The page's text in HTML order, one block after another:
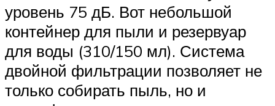
уровень 75 дБ. Вот небольшой
контейнер для пыли и резервуар
для воды (310/150 мл). Система
двойной фильтрации позволяет не
только собирать пыль, но и